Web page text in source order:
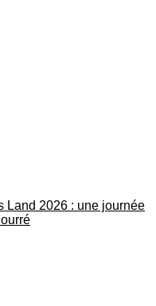
Land 2026 : une journée